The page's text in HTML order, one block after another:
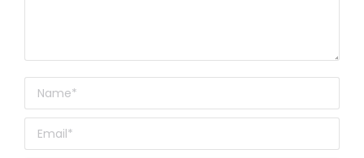
Name *
Email *